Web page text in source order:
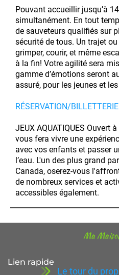
Pouvant accueillir jusqu’à
simultanément. En tout
de sauveteurs qualifiés sur
sécurité de tous. Un trajet
grimper, courir, et même
à la fin! Votre agilité sera
gamme d’émotions seront
assuré, pour les jeunes et
RÉSERVATION/BILLETTERIE
JEUX AQUATIQUES Ouvert
vous fera vivre une
avec vos enfants et passer
l’eau. L'un des plus grand
Canada, oserez-vous
de nombreux services et
accessibles également.
Ma
Lien rapide
Le tour du